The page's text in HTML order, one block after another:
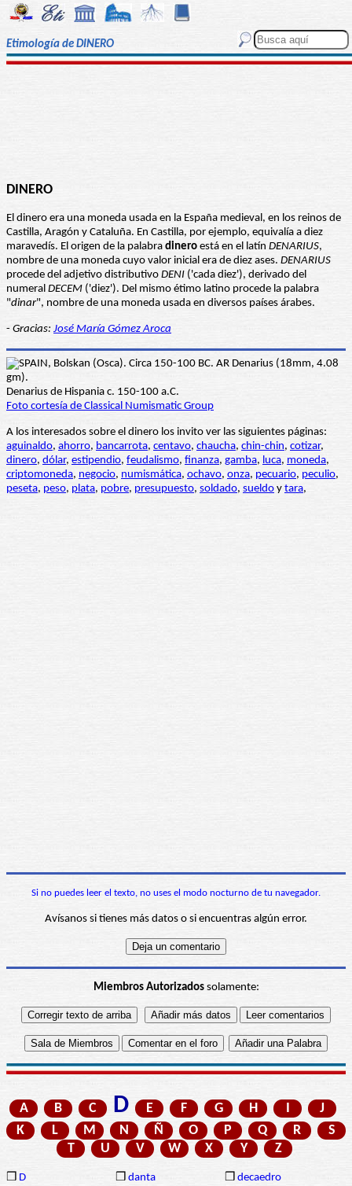
Etimología de DINERO
DINERO
El dinero era una moneda usada en la España medieval, en los reinos de
Castilla, Aragón y Cataluña. En Castilla, por ejemplo, equivalía a diez
maravedís. El origen de la palabra dinero está en el latín DENARIUS,
nombre de una moneda cuyo valor inicial era de diez ases. DENARIUS
procede del adjetivo distributivo DENI ('cada diez'), derivado del
numeral DECEM ('diez'). Del mismo étimo latino procede la palabra
"dinar", nombre de una moneda usada en diversos países árabes.
- Gracias: José María Gómez Aroca
Denarius de Hispania c. 150-100 a.C.
Foto cortesía de Classical Numismatic Group
A los interesados sobre el dinero los invito ver las siguientes páginas:
aguinaldo, ahorro, bancarrota, centavo, chaucha, chin-chin, cotizar,
dinero, dólar, estipendio, feudalismo, finanza, gamba, luca, moneda,
criptomoneda, negocio, numismática, ochavo, onza, pecuario, peculio,
peseta, peso, plata, pobre, presupuesto, soldado, sueldo y tara,
Si no puedes leer el texto, no uses el modo nocturno de tu navegador.
Avísanos si tienes más datos o si encuentras algún error.
Miembros Autorizadossolamente:
A B C D E F G H
J
K
L M N Ñ O P Q R
S
T
U V W X Y Z
❒ D ❒ danta ❒ decaedro